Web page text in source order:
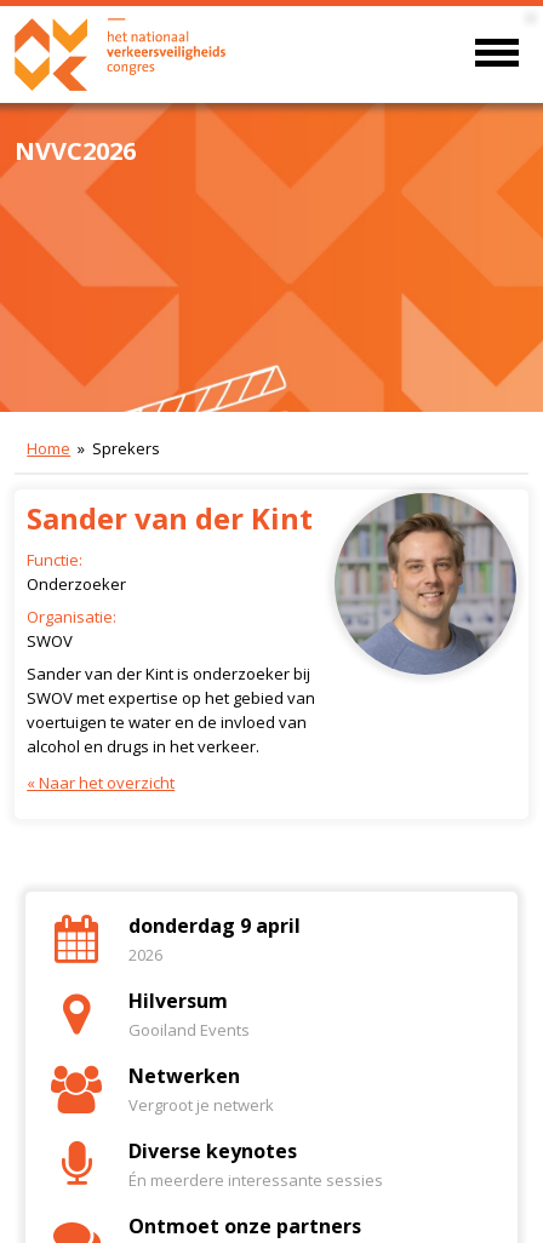
NVVC2026
Home » Sprekers
Sander van der Kint
Functie:
Onderzoeker
Organisatie:
SWOV
Sander van der Kint is onderzoeker bij
SWOV met expertise op het gebied van
voertuigen te water en de invloed van
alcohol en drugs in het verkeer.
« Naar het overzicht
donderdag 9 april
2026
Hilversum
Gooiland Events
Netwerken
Vergroot je netwerk
Diverse keynotes
Én meerdere interessante sessies
Ontmoet onze partners